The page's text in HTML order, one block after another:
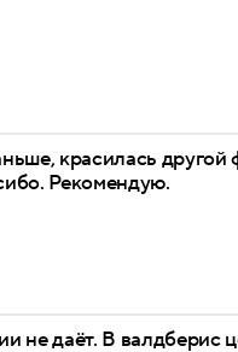
красилась
Рекомендую.
не даёт. В валдберис